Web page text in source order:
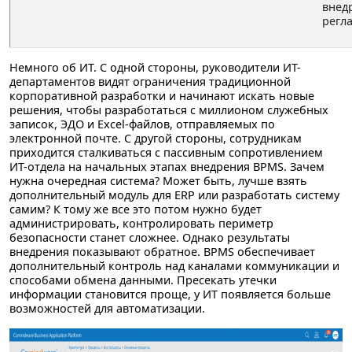
Немного об ИТ. С одной стороны, руководители ИТ-
департаментов видят ограничения традиционной
корпоративной разработки и начинают искать новые
решения, чтобы разработаться с миллионом служебных
записок, ЭДО и Excel-файлов, отправляемых по
электронной почте. С другой стороны, сотрудникам
приходится сталкиваться с пассивным сопротивлением
ИТ-отдела на начальных этапах внедрения BPMS. Зачем
нужна очередная система? Может быть, лучше взять
дополнительный модуль для ERP или разработать систему
самим? К тому же все это потом нужно будет
администрировать, контролировать периметр
безопасности станет сложнее. Однако результаты
внедрения показывают обратное. BPMS обеспечивает
дополнительный контроль над каналами коммуникации и
способами обмена данными. Пресекать утечки
информации становится проще, у ИТ появляется больше
возможностей для автоматизации.